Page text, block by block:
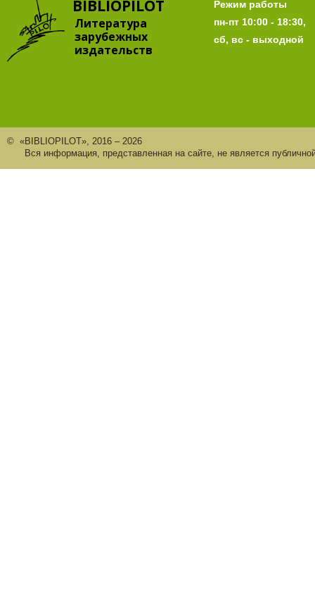
BIBLIOPILOT
Литература
зарубежных
издательств
Режим работы
пн-пт 10:00 - 18:30,
сб, вс - выходной
© «BIBLIOPILOT», 2016 – 2026
Вся информация, представленная на сайте, не является